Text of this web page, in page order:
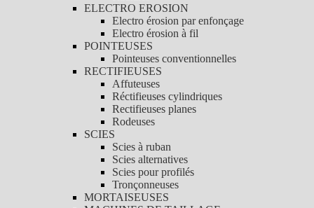
ELECTRO EROSION
Electro érosion par enfonçage
Electro érosion à fil
POINTEUSES
Pointeuses conventionnelles
RECTIFIEUSES
Affuteuses
Réctifieuses cylindriques
Rectifieuses planes
Rodeuses
SCIES
Scies à ruban
Scies alternatives
Scies pour profilés
Tronçonneuses
MORTAISEUSES